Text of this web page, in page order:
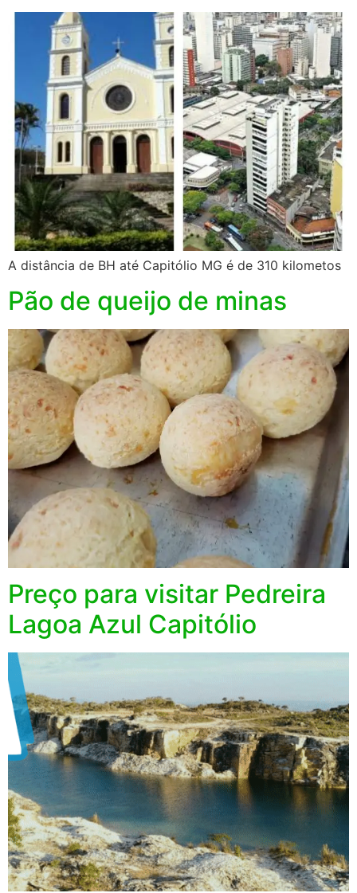
A distância de BH até Capitólio MG é de 310 kilometos
Pão de queijo de minas
Preço para visitar Pedreira
Lagoa Azul Capitólio